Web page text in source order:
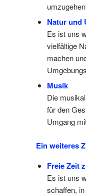
Natur und
Es ist uns
vielfältige
machen
Musik
Die
für den
Umgang
Ein weiteres
Freie Zeit
Es ist uns
schaffen,